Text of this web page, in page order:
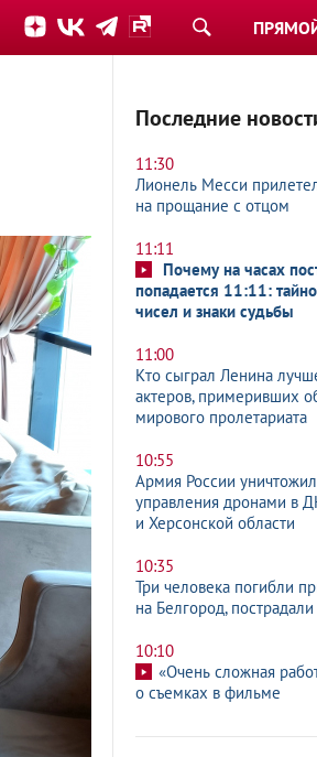
Последние
11:30
Лионель Месси
на прощание с отцом
11:11
Почему на часах
попадается 11:11:
чисел и знаки судьбы
11:00
Кто сыграл Ленина
актеров, примеривших
мирового пролетариата
10:55
Армия России
управления дронами в
и Херсонской области
10:35
Три человека погибли
на Белгород,
10:10
«Очень сложная
о съемках в фильме